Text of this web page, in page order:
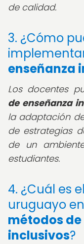
de calidad.
3. ¿Cómo
enseñanza
Los docentes
de enseñanza
la adaptación
de estrategias
de un
estudiantes.
4. ¿Cuál es
uruguayo
métodos
inclusivos?